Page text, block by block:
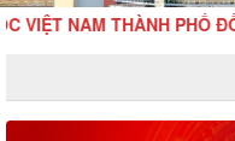
THÀNH PHỐ ĐỒNG